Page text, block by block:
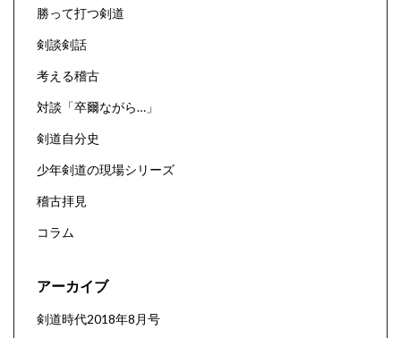
勝って打つ剣道
剣談剣話
考える稽古
対談「卒爾ながら…」
剣道自分史
少年剣道の現場シリーズ
稽古拝見
コラム
アーカイブ
剣道時代2018年8月号